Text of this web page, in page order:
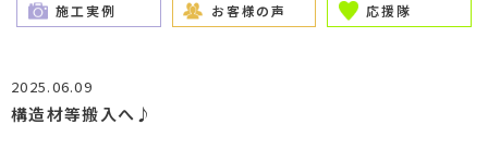
施工実例 お客様の声 応援隊
2025.06.09
構造材等搬入へ♪